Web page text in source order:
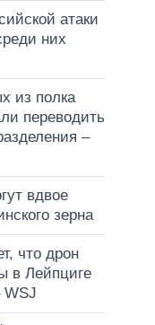
атаки
них
из полка
переводить
–
вдвое
зерна
что дрон
в Лейпциге
WSJ